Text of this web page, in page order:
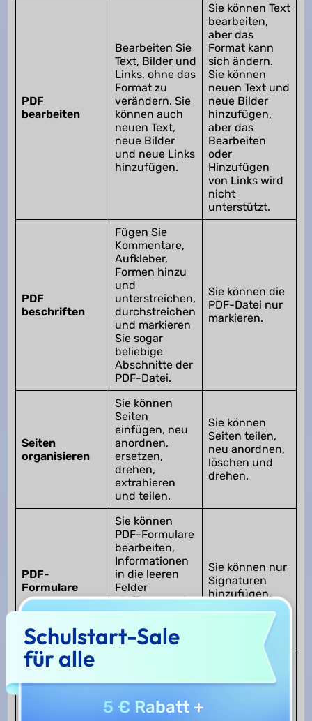
PDF
bearbeiten
Bearbeiten Sie
Text, Bilder und
Links, ohne das
Format zu
verändern. Sie
können auch
neuen Text,
neue Bilder
und neue Links
hinzufügen.
Sie können Text
bearbeiten,
aber das
Format kann
sich ändern.
Sie können
neuen Text und
neue Bilder
hinzufügen,
aber das
Bearbeiten
oder
Hinzufügen
von Links wird
nicht
unterstützt.
PDF
beschriften
Fügen Sie
Kommentare,
Aufkleber,
Formen hinzu
und
unterstreichen,
durchstreichen
und markieren
Sie sogar
beliebige
Abschnitte der
PDF-Datei.
Sie können die
PDF-Datei nur
markieren.
Seiten
organisieren
Sie können
Seiten
einfügen, neu
anordnen,
ersetzen,
drehen,
extrahieren
und teilen.
Sie können
Seiten teilen,
neu anordnen,
löschen und
drehen.
PDF-
Formulare
Sie können
PDF-Formulare
bearbeiten,
Informationen
in die leeren
Felder
einfügen und
Ihre
Unterschrift
hinzufügen.
Sie können nur
Signaturen
hinzufügen.
anzeigen. Sie
Schulstart-Sale
für alle
5 € Rabatt+